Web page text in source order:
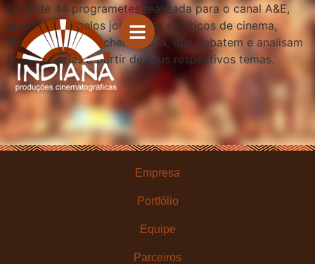
Série de 44 programetes realizada para o canal A&E,
apresentada pelos jornalistas e críticos de cinema,
Flavia Guerra e Michel Arouca, que debatem e analisam
filmes e séries a partir de seus respectivos temas.
Empresa
Portfólio
Equipe
Parceiros